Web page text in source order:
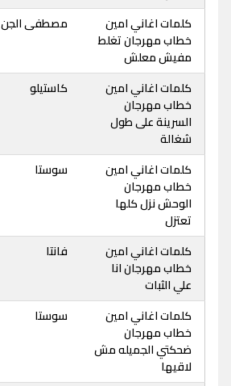
كلمات اغاني امين
خطاب مهرجان تغلط
مفيش معلش
مصطفى الجن
كلمات اغاني امين
خطاب مهرجان
السرينة على طول
شغالة
كاستيلو
كلمات اغاني امين
خطاب مهرجان
الوحش نزل كلها
تعتزل
سوستا
كلمات اغاني امين
خطاب مهرجان انا
علي الثبات
فانتا
كلمات اغاني امين
خطاب مهرجان
ضحكتي الجميله مش
لاقيها
سوستا